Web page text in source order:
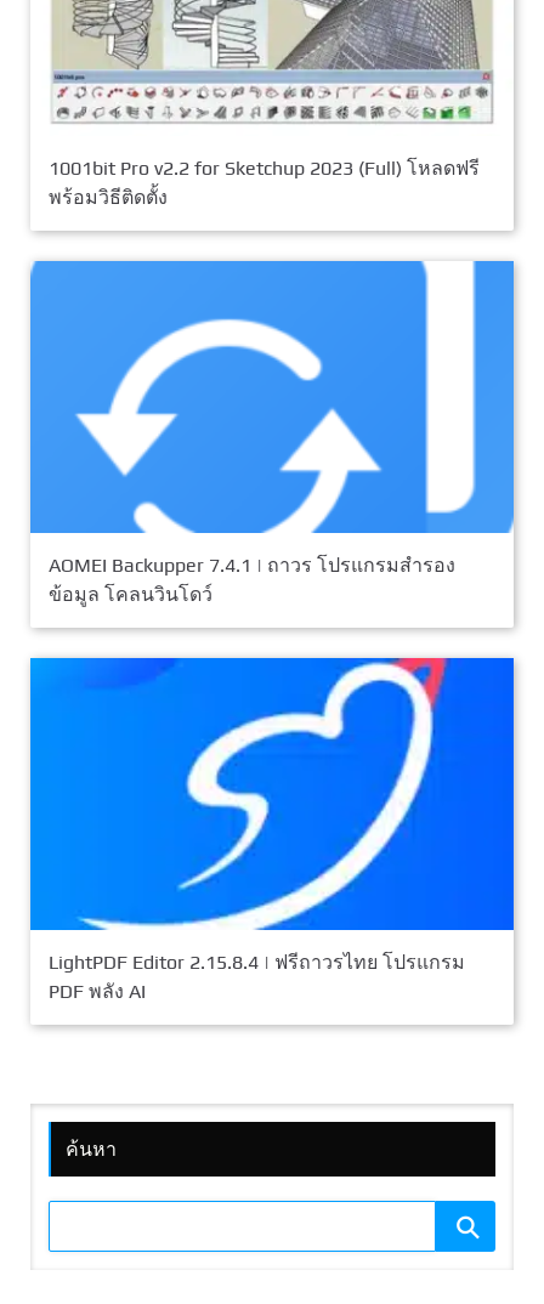
1001bit Pro v2.2 for Sketchup 2023 (Full) โหลดฟรี
พร้อมวิธีติดตั้ง
AOMEI Backupper 7.4.1 | ถาวร โปรแกรมสำรอง
ข้อมูล โคลนวินโดว์
LightPDF Editor 2.15.8.4 | ฟรีถาวรไทย โปรแกรม
PDF พลัง AI
ค้นหา